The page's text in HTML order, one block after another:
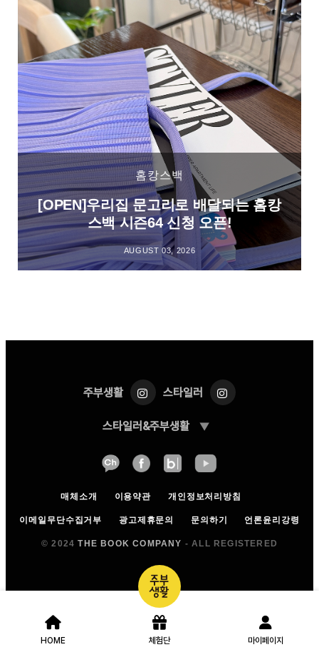
홈캉스백
[OPEN]우리집 문고리로 배달되는 홈캉
스백 시즌64 신청 오픈!
AUGUST 03, 2026
주부생활 스타일러
스타일러&주부생활 ▼
211-87-45869
호스팅 서비스:
(주)가비아
통신판매업신고번호:
제 2017-서울강남-03220
광고 제휴 문의:
김희주 국장
광고 제휴 문의 전화번호: 02-3458-7289
02-3458-7119
(06135) 서울특별시 강남구 봉은사로 226 (역
삼동, 더북컴퍼니)
매체소개 이용약관 개인정보처리방침
이메일무단수집거부 광고제휴문의 문의하기 언론윤리강령
© 2024THE BOOK COMPANY - ALL REGISTERED
TOP
HOME 체험단 마이페이지